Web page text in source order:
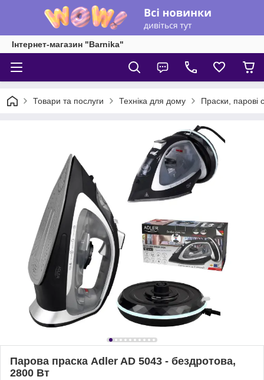
Інтернет-магазин "Barnika"
Товари та послуги Техніка для дому Праски, парові
Парова праска Adler AD 5043 - бездротова,
2800 Вт